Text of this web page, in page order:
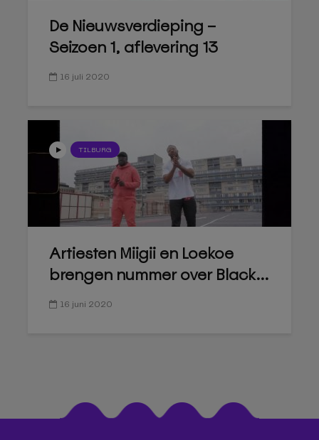
De Nieuwsverdieping –
Seizoen 1, aflevering 13
16 juli 2020
TILBURG
Artiesten Miigii en Loekoe
brengen nummer over Black...
16 juni 2020